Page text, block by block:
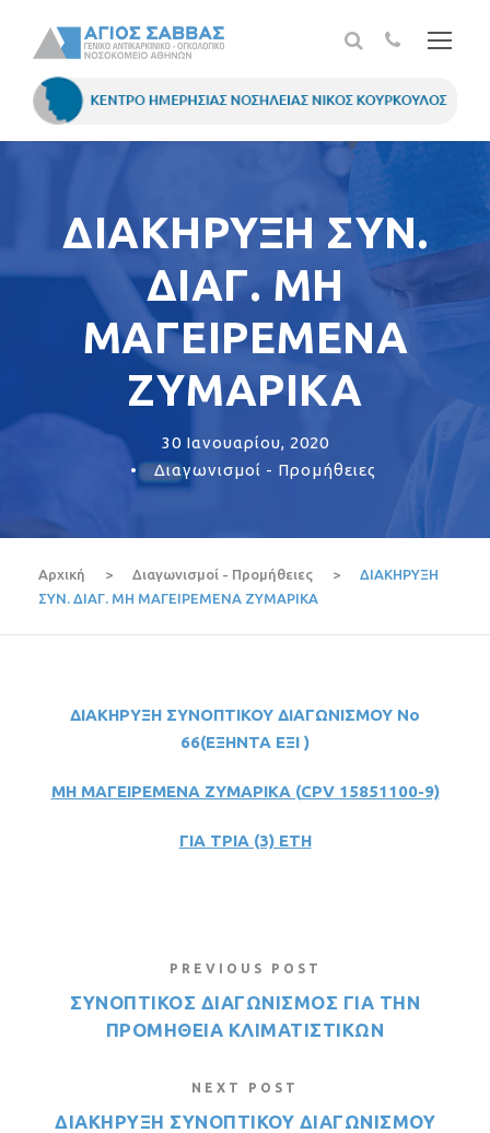
ΔΙΑΚΗΡΥΞΗ ΣΥΝ.
ΔΙΑΓ. ΜΗ
ΜΑΓΕΙΡΕΜΕΝΑ
ΖΥΜΑΡΙΚΑ
30 Ιανουαρίου, 2020
•
Διαγωνισμοί - Προμήθειες
Αρχική > Διαγωνισμοί - Προμήθειες >
ΔΙΑΚΗΡΥΞΗ
ΣΥΝ. ΔΙΑΓ. ΜΗ ΜΑΓΕΙΡΕΜΕΝΑ ΖΥΜΑΡΙΚΑ
ΔΙΑΚΗΡΥΞΗ ΣΥΝΟΠΤΙΚΟΥ ΔΙΑΓΩΝΙΣΜΟΥ Νο
66(ΕΞΗΝΤΑ ΕΞΙ )
ΜΗ ΜΑΓΕΙΡΕΜΕΝΑ ΖΥΜΑΡΙΚΑ (CPV 15851100-9)
ΓΙΑ ΤΡΙΑ (3) ΕΤΗ
PREVIOUS POST
ΣΥΝΟΠΤΙΚΟΣ ΔΙΑΓΩΝΙΣΜΟΣ ΓΙΑ ΤΗΝ
ΠΡΟΜΗΘΕΙΑ ΚΛΙΜΑΤΙΣΤΙΚΩΝ
NEXT POST
ΔΙΑΚΗΡΥΞΗ ΣΥΝΟΠΤΙΚΟΥ ΔΙΑΓΩΝΙΣΜΟΥ